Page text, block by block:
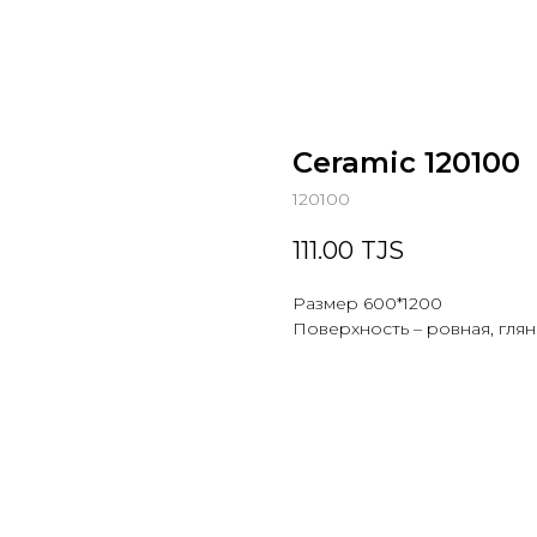
Ceramic 120100
120100
111.00 TJS
Размер 600*1200
Поверхность – ровная,